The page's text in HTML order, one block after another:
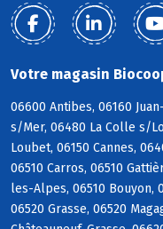
Votre magasin
06600 Antibes, 06160
s/Mer, 06480 La Colle s/
Loubet, 06150 Cannes,
06510 Carros, 06510
les-Alpes, 06510 Bouyon,
06520 Grasse, 06520